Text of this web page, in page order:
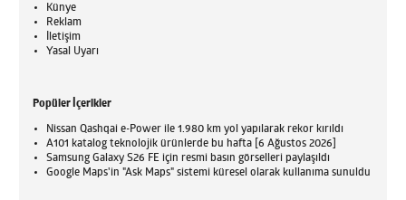
Künye
Reklam
İletişim
Yasal Uyarı
Popüler İçerikler
Nissan Qashqai e-Power ile 1.980 km yol yapılarak rekor kırıldı
A101 katalog teknolojik ürünlerde bu hafta [6 Ağustos 2026]
Samsung Galaxy S26 FE için resmi basın görselleri paylaşıldı
Google Maps'in "Ask Maps" sistemi küresel olarak kullanıma sunuldu